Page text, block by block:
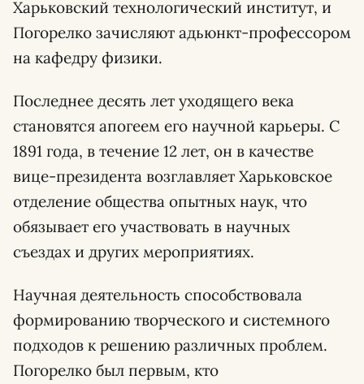
Харьковский технологический институт, и
Погорелко зачисляют адьюнкт-профессором
на кафедру физики.
Последнее десять лет уходящего века
становятся апогеем его научной карьеры. С
1891 года, в течение 12 лет, он в качестве
вице-президента возглавляет Харьковское
отделение общества опытных наук, что
обязывает его участвовать в научных
съездах и других мероприятиях.
Научная деятельность способствовала
формированию творческого и системного
подходов к решению различных проблем.
Погорелко был первым, кто